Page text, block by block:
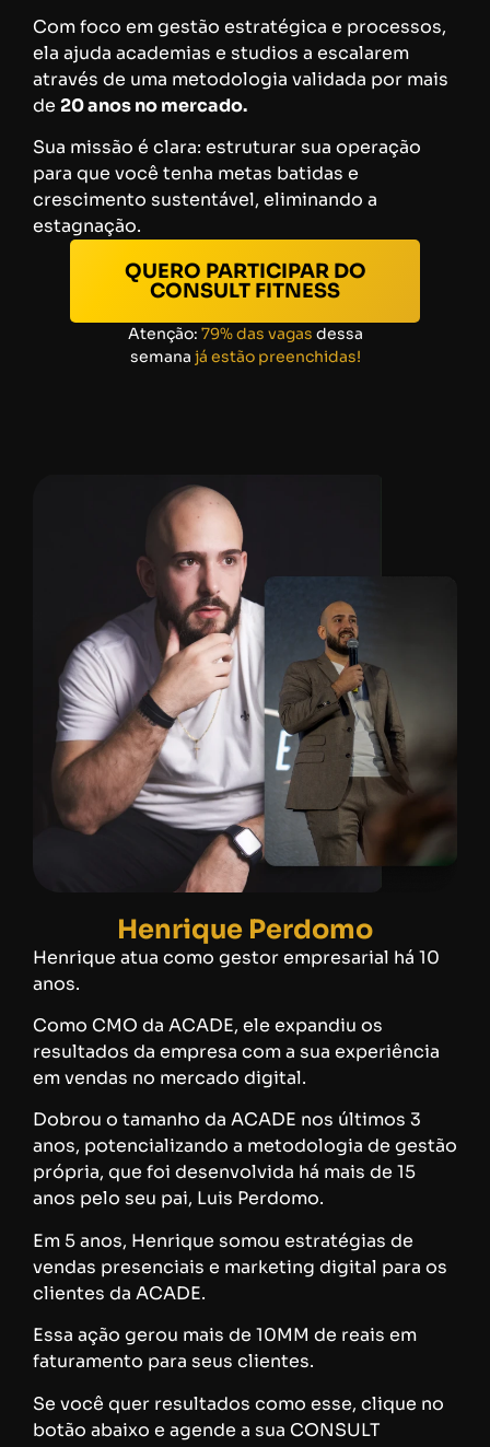
Com foco em gestão estratégica e processos,
ela ajuda academias e studios a escalarem
através de uma metodologia validada por mais
de 20 anos no mercado.
Sua missão é clara: estruturar sua operação
para que você tenha metas batidas e
crescimento sustentável, eliminando a
estagnação.
QUERO PARTICIPAR DO
CONSULT FITNESS
Atenção: 79% das vagas dessa
semana já estão preenchidas!
Henrique Perdomo
Henrique atua como gestor empresarial há 10
anos.
Como CMO da ACADE, ele expandiu os
resultados da empresa com a sua experiência
em vendas no mercado digital.
Dobrou o tamanho da ACADE nos últimos 3
anos, potencializando a metodologia de gestão
própria, que foi desenvolvida há mais de 15
anos pelo seu pai, Luis Perdomo.
Em 5 anos, Henrique somou estratégias de
vendas presenciais e marketing digital para os
clientes da ACADE.
Essa ação gerou mais de 10MM de reais em
faturamento para seus clientes.
Se você quer resultados como esse, clique no
botão abaixo e agende a sua CONSULT